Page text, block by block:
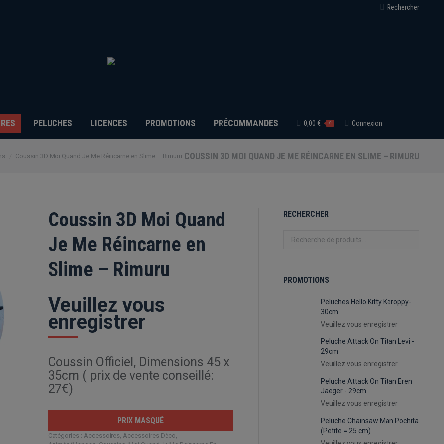
Recherche
Rechercher
PELUCHES LICENCES PROMOTIONS PRÉCOMMANDES 0,00 € 0 Connexion
Coussin 3D Moi Quand Je Me Réincarne en Slime – Rimuru COUSSIN 3D MOI QUAND JE ME RÉINCARNE EN SLIME – RIMURU
Coussin 3D Moi Quand
Je Me Réincarne en
Slime – Rimuru
Veuillez vous
enregistrer
Coussin Officiel, Dimensions 45 x
35cm ( prix de vente conseillé:
27€)
PRIX MASQUÉ
Catégories : Accessoires, Accessoires Déco,
RECHERCHER
PROMOTIONS
Peluches Hello Kitty Keroppy-
30cm
Veuillez vous enregistrer
Peluche Attack On Titan Levi -
29cm
Veuillez vous enregistrer
Peluche Attack On Titan Eren
Jaeger - 29cm
Veuillez vous enregistrer
Peluche Chainsaw Man Pochita
(Petite = 25 cm)